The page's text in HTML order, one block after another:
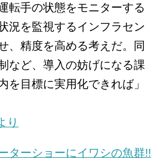
転手の状態をモニターする
況を監視するインフラセン
、精度を高める考えだ。同
など、導入の妨げになる課
を目標に実用化できれば」
り
ターショーにイワシの魚群!!